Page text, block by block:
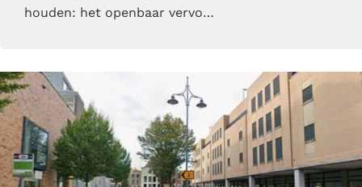
houden: het openbaar vervo…